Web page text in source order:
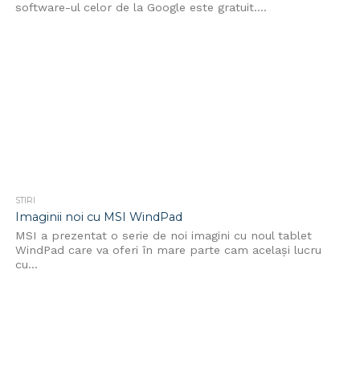
software-ul celor de la Google este gratuit....
STIRI
Imaginii noi cu MSI WindPad
MSI a prezentat o serie de noi imagini cu noul tablet
WindPad care va oferi în mare parte cam același lucru
cu...